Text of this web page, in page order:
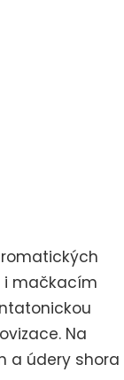
i mačkacím
Na
a údery shora